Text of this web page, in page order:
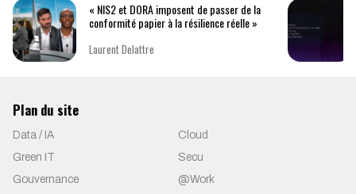
« NIS2 et DORA imposent de passer de la
conformité papier à la résilience réelle »
Laurent Delattre
Plan du site
Data / IA
Cloud
Green IT
Secu
Gouvernance
@Work